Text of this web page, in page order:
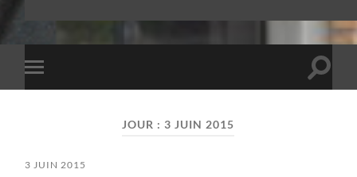
Toggle
mobile
Toggle
JOUR :3 JUIN 2015
3 JUIN 2015